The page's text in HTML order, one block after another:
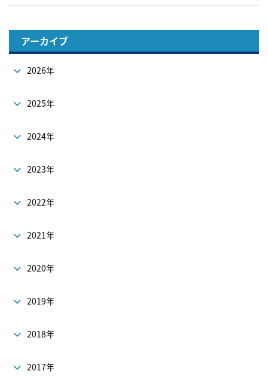
アーカイブ
2026年
2025年
2024年
2023年
2022年
2021年
2020年
2019年
2018年
2017年